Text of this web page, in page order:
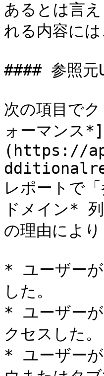
あるとは言
れる内容に
#### 参照元
次の項目で
ォーマンス*]
(https://
レポートで
ドメイン*
の理由により
* ユーザーが
した。
* ユーザーが
クセスした。
* ユーザーが